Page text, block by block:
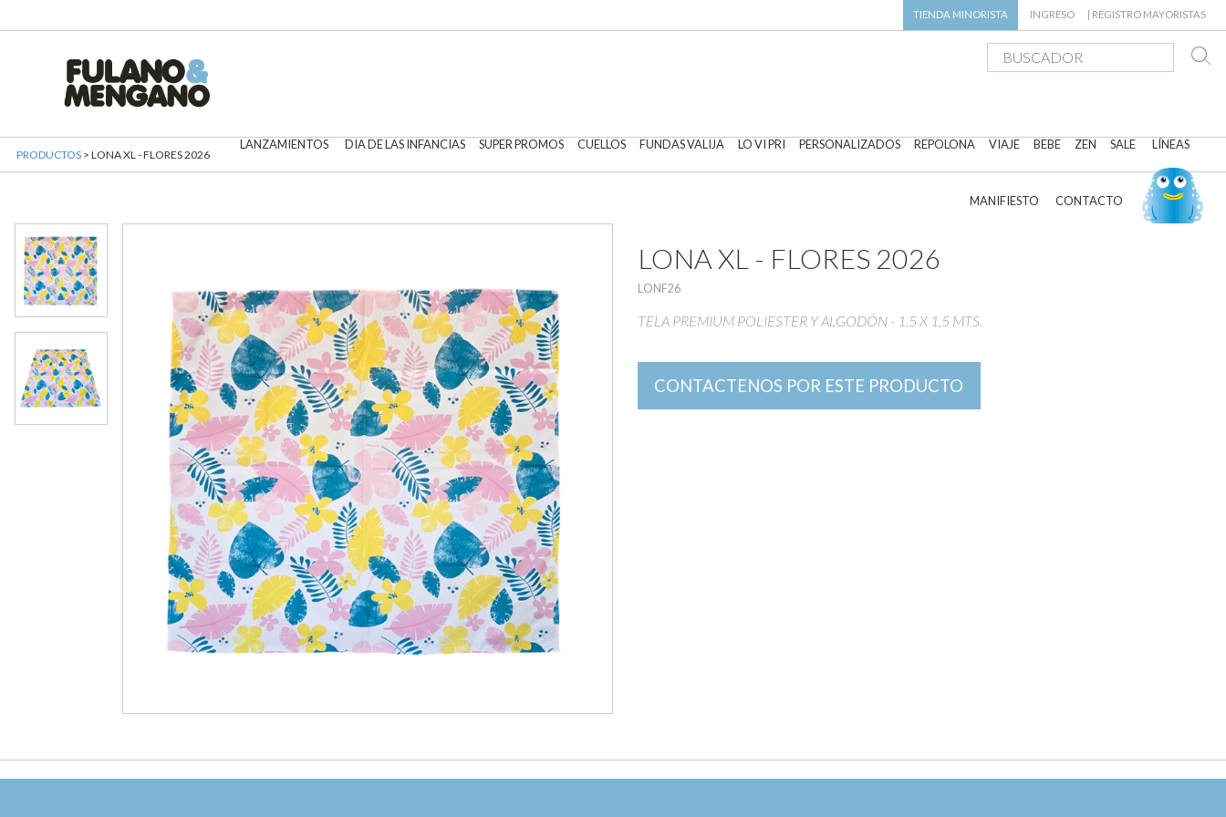
TIENDA MINORISTA INGRESO REGISTRO MAYORISTAS
LANZAMIENTOS DIA DE LAS INFANCIAS SUPER PROMOS CUELLOS FUNDAS VALIJA LO VI PRI PERSONALIZADOS REPOLONA VIAJE BEBE ZEN SALE LÍNEAS
MANIFIESTO CONTACTO
PRODUCTOS > LONA XL - FLORES 2026
LONA XL - FLORES 2026
LONF26
TELA PREMIUM POLIESTER Y ALGODÓN - 1,5 X 1,5 MTS.
CONTACTENOS POR ESTE PRODUCTO